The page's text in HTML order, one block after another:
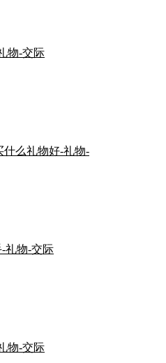
物-交际
什么礼物好-礼物-
礼物-交际
物-交际